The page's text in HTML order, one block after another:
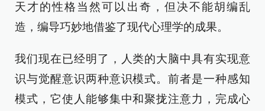
天才的性格当然可以出奇，但决不能胡编乱
造，编导巧妙地借鉴了现代心理学的成果。
我们现在已经明了，人类的大脑中具有实现意
识与觉醒意识两种意识模式。前者是一种感知
模式，它使人能够集中和聚拢注意力，完成心